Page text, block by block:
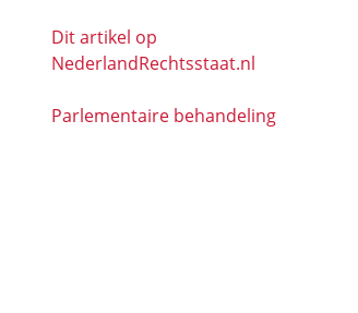
Dit artikel op
NederlandRechts­staat.nl
Parlementaire behandeling